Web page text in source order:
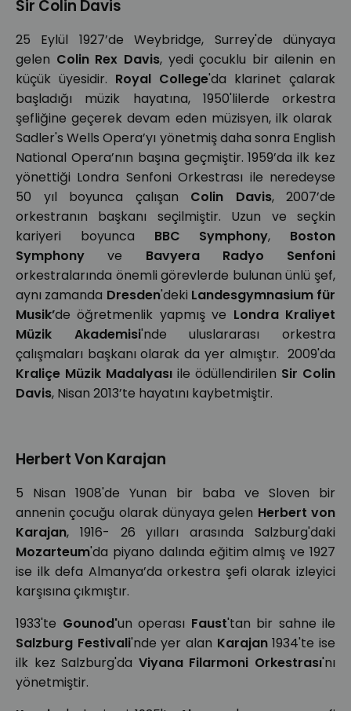
Sir Colin Davis
25 Eylül 1927’de Weybridge, Surrey'de dünyaya
gelen Colin Rex Davis, yedi çocuklu bir ailenin en
küçük üyesidir. Royal College'da klarinet çalarak
başladığı müzik hayatına, 1950'lilerde orkestra
şefliğine geçerek devam eden müzisyen, ilk olarak
Sadler's Wells Opera’yı yönetmiş daha sonra English
National Opera’nın başına geçmiştir. 1959’da ilk kez
yönettiği Londra Senfoni Orkestrası ile neredeyse
50 yıl boyunca çalışan Colin Davis, 2007’de
orkestranın başkanı seçilmiştir. Uzun ve seçkin
kariyeri boyunca BBC Symphony, Boston
Symphony ve Bavyera Radyo Senfoni
orkestralarında önemli görevlerde bulunan ünlü şef,
aynı zamanda Dresden'deki Landesgymnasium für
Musik’de öğretmenlik yapmış ve Londra Kraliyet
Müzik Akademisi'nde uluslararası orkestra
çalışmaları başkanı olarak da yer almıştır. 2009'da
Kraliçe Müzik Madalyası ile ödüllendirilen Sir Colin
Davis, Nisan 2013’te hayatını kaybetmiştir.
Herbert Von Karajan
5 Nisan 1908'de Yunan bir baba ve Sloven bir
annenin çocuğu olarak dünyaya gelen Herbert von
Karajan, 1916- 26 yılları arasında Salzburg'daki
Mozarteum'da piyano dalında eğitim almış ve 1927
ise ilk defa Almanya’da orkestra şefi olarak izleyici
karşısına çıkmıştır.
1933'te Gounod'un operası Faust'tan bir sahne ile
Salzburg Festivali'nde yer alan Karajan1934'te ise
ilk kez Salzburg'da Viyana Filarmoni Orkestrası'nı
yönetmiştir.